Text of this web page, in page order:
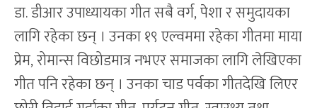
डा. डीआर उपाध्यायका गीत सबै वर्ग, पेशा र समुदायका
लागि रहेका छन् । उनका १९ एल्वममा रहेका गीतमा माया
प्रेम, रोमान्स विछोडमात्र नभएर समाजका लागि लेखिएका
गीत पनि रहेका छन् । उनका चाड पर्वका गीतदेखि लिएर